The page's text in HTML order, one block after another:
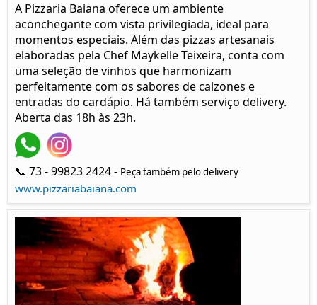
A Pizzaria Baiana oferece um ambiente
aconchegante com vista privilegiada, ideal para
momentos especiais. Além das pizzas artesanais
elaboradas pela Chef Maykelle Teixeira, conta com
uma seleção de vinhos que harmonizam
perfeitamente com os sabores de calzones e
entradas do cardápio. Há também serviço delivery.
Aberta das 18h às 23h.
📞 73 - 99823 2424 - Peça também pelo delivery
www.pizzariabaiana.com